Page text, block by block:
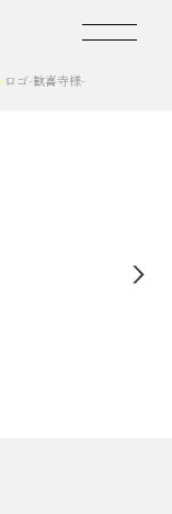
ロゴ-歓喜寺様-